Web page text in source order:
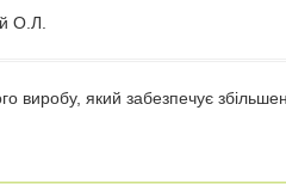
О.Л.
виробу, який забезпечує